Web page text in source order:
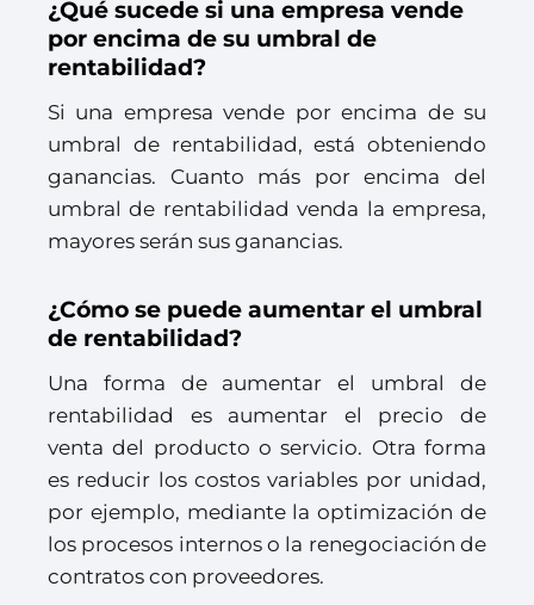
¿Qué sucede si una empresa vende
por encima de su umbral de
rentabilidad?
Si una empresa vende por encima de su
umbral de rentabilidad, está obteniendo
ganancias. Cuanto más por encima del
umbral de rentabilidad venda la empresa,
mayores serán sus ganancias.
¿Cómo se puede aumentar el umbral
de rentabilidad?
Una forma de aumentar el umbral de
rentabilidad es aumentar el precio de
venta del producto o servicio. Otra forma
es reducir los costos variables por unidad,
por ejemplo, mediante la optimización de
los procesos internos o la renegociación de
contratos con proveedores.